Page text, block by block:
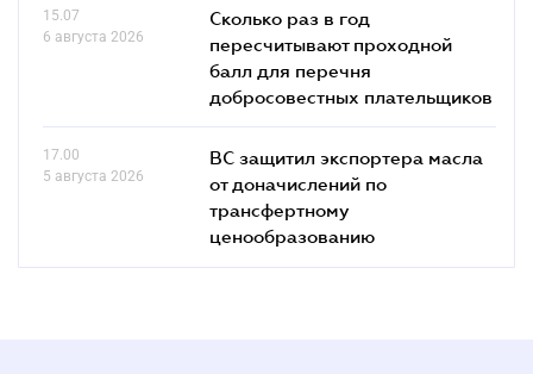
15.07
6 августа 2026
Сколько раз в год
пересчитывают проходной
балл для перечня
добросовестных плательщиков
17.00
5 августа 2026
ВС защитил экспортера масла
от доначислений по
трансфертному
ценообразованию